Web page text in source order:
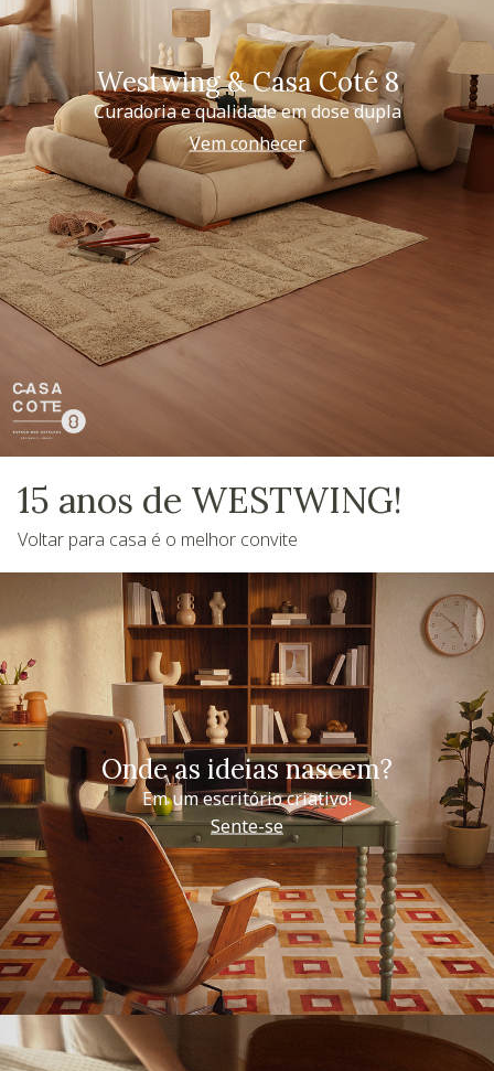
Westwing & Casa Coté 8
Curadoria e qualidade em dose dupla
Vem conhecer
15 anos de WESTWING!
Voltar para casa é o melhor convite
Onde as ideias nascem?
Em um escritório criativo!
Sente-se